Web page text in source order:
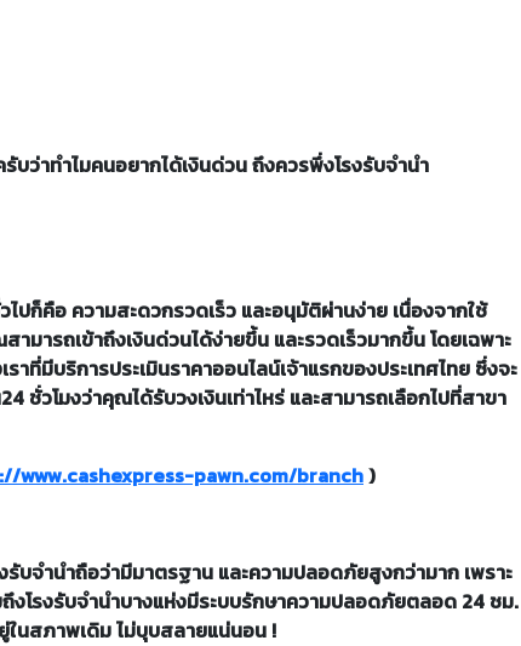
บว่าทำไมคนอยากได้เงินด่วน ถึงควรพึ่งโรงรับจำนำ
ปก็คือ ความสะดวกรวดเร็ว และอนุมัติผ่านง่าย เนื่องจากใช้
มารถเข้าถึงเงินด่วนได้ง่ายขึ้น และรวดเร็วมากขึ้น โดยเฉพาะ
ราที่มีบริการประเมินราคาออนไลน์เจ้าแรกของประเทศไทย ซึ่งจะ
ชั่วโมงว่าคุณได้รับวงเงินเท่าไหร่ และสามารถเลือกไปที่สาขา
www.cashexpress-pawn.com/branch)
รับจำนำถือว่ามีมาตรฐาน และความปลอดภัยสูงกว่ามาก เพราะ
งโรงรับจำนำบางแห่งมีระบบรักษาความปลอดภัยตลอด 24 ชม.
นสภาพเดิม ไม่บุบสลายแน่นอน !